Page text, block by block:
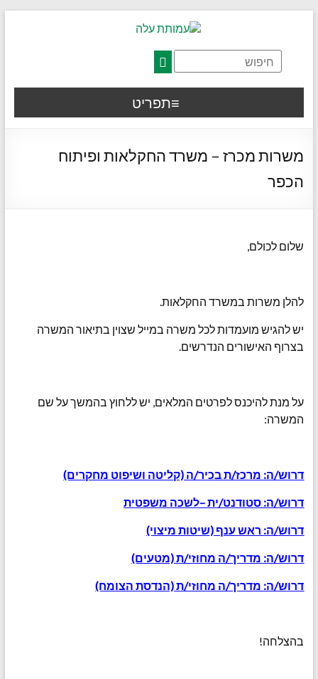
דלג לתוכן רצוי/Skip to content
afsdfas
תפריט
משרות מכרז – משרד החקלאות ופיתוח
הכפר
שלום לכולם,
להלן משרות במשרד החקלאות.
יש להגיש מועמדות לכל משרה במייל שצוין בתיאור המשרה
בצרוף האישורים הנדרשים.
על מנת להיכנס לפרטים המלאים, יש ללחוץ בהמשך על שם
המשרה:
דרוש/ה: מרכז/ת בכיר/ה (קליטה ושיפוט מחקרים)
דרוש/ה: סטודנט/ית –לשכה משפטית
דרוש/ה: ראש ענף (שיטות מיצוי)
דרוש/ה: מדריך/ה מחוזי/ת (מטעים)
דרוש/ה: מדריך/ה מחוזי/ת (הנדסת הצומח)
בהצלחה!